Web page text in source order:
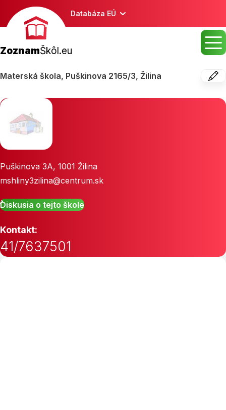
Databáza EÚ
ZoznamŠkôl.eu
Materská škola, Puškinova 2165/3, Žilina
Puškinova 3A, 1001 Žilina
mshliny3zilina@centrum.sk
Diskusia o tejto škole
Kontakt:
41/7637501